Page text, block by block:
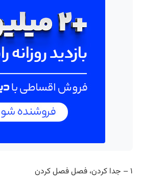
۱ – جدا کردن، فصل فصل کردن